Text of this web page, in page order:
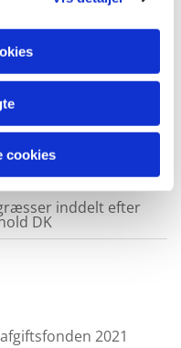
cookies
2022
af flerårig
inddelt efter
DK
2021